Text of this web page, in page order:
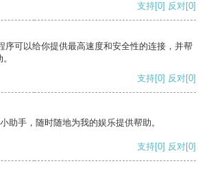
支持[0] 反对[0]
序可以给你提供最高速度和安全性的连接，并帮
支持[0] 反对[0]
助手，随时随地为我的娱乐提供帮助。
支持[0] 反对[0]